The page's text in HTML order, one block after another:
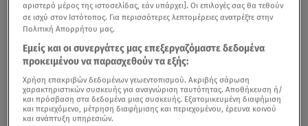
αριστερό μέρος της ιστοσελίδας, εάν υπάρχει]. Οι επιλογές σας θα τεθούν
σε ισχύ στον Ιστότοπος. Για περισσότερες λεπτομέρειες ανατρέξτε στην
Πολιτική Απορρήτου μας.
Εμείς και οι συνεργάτες μας επεξεργαζόμαστε δεδομένα
προκειμένου να παρασχεθούν τα εξής:
Χρήση επακριβών δεδομένων γεωεντοπισμού. Ακριβής σάρωση
χαρακτηριστικών συσκευής για αναγνώριση ταυτότητας. Αποθήκευση ή/
και πρόσβαση στα δεδομένα μιας συσκευής. Εξατομικευμένη διαφήμιση
και περιεχόμενο, μέτρηση διαφήμισης και περιεχομένου, έρευνα κοινού
και ανάπτυξη υπηρεσιών.